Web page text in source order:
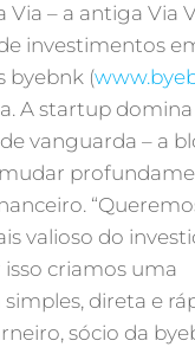
Via – a antiga Via
investimentos
byebnk (
A startup
vanguarda – a
valioso do
criamos uma
direta e
sócio da